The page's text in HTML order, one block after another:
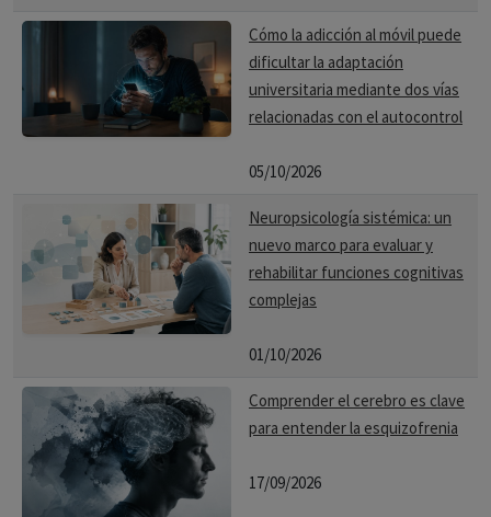
Cómo la adicción al móvil puede
dificultar la adaptación
universitaria mediante dos vías
relacionadas con el autocontrol
05/10/2026
Neuropsicología sistémica: un
nuevo marco para evaluar y
rehabilitar funciones cognitivas
complejas
01/10/2026
Comprender el cerebro es clave
para entender la esquizofrenia
17/09/2026